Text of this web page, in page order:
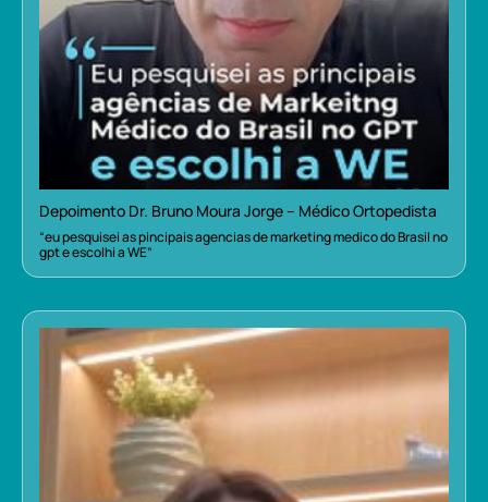
Depoimento Dr. Bruno Moura Jorge – Médico Ortopedista
“eu pesquisei as pincipais agencias de marketing medico do Brasil no
gpt e escolhi a WE”